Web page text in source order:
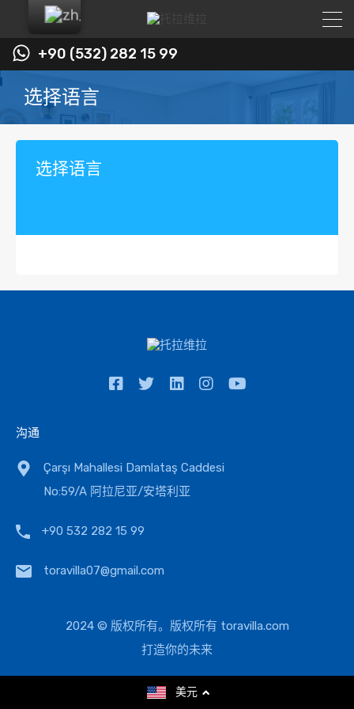
+90 (532) 282 15 99
选择语言
选择语言
沟通
Çarşı Mahallesi Damlataş Caddesi
No:59/A 阿拉尼亚/安塔利亚
+90 532 282 15 99
toravilla07@gmail.com
2024 © 版权所有。版权所有 toravilla.com
打造你的未来
美元